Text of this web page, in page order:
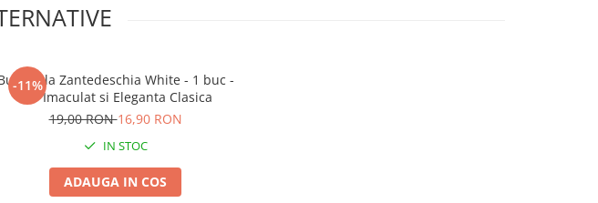
-11%Cala Zantedeschia White - 1 buc -
Alb Imaculat si Eleganta Clasica
19,00 RON16,90 RON
IN STOC
ADAUGA IN COS